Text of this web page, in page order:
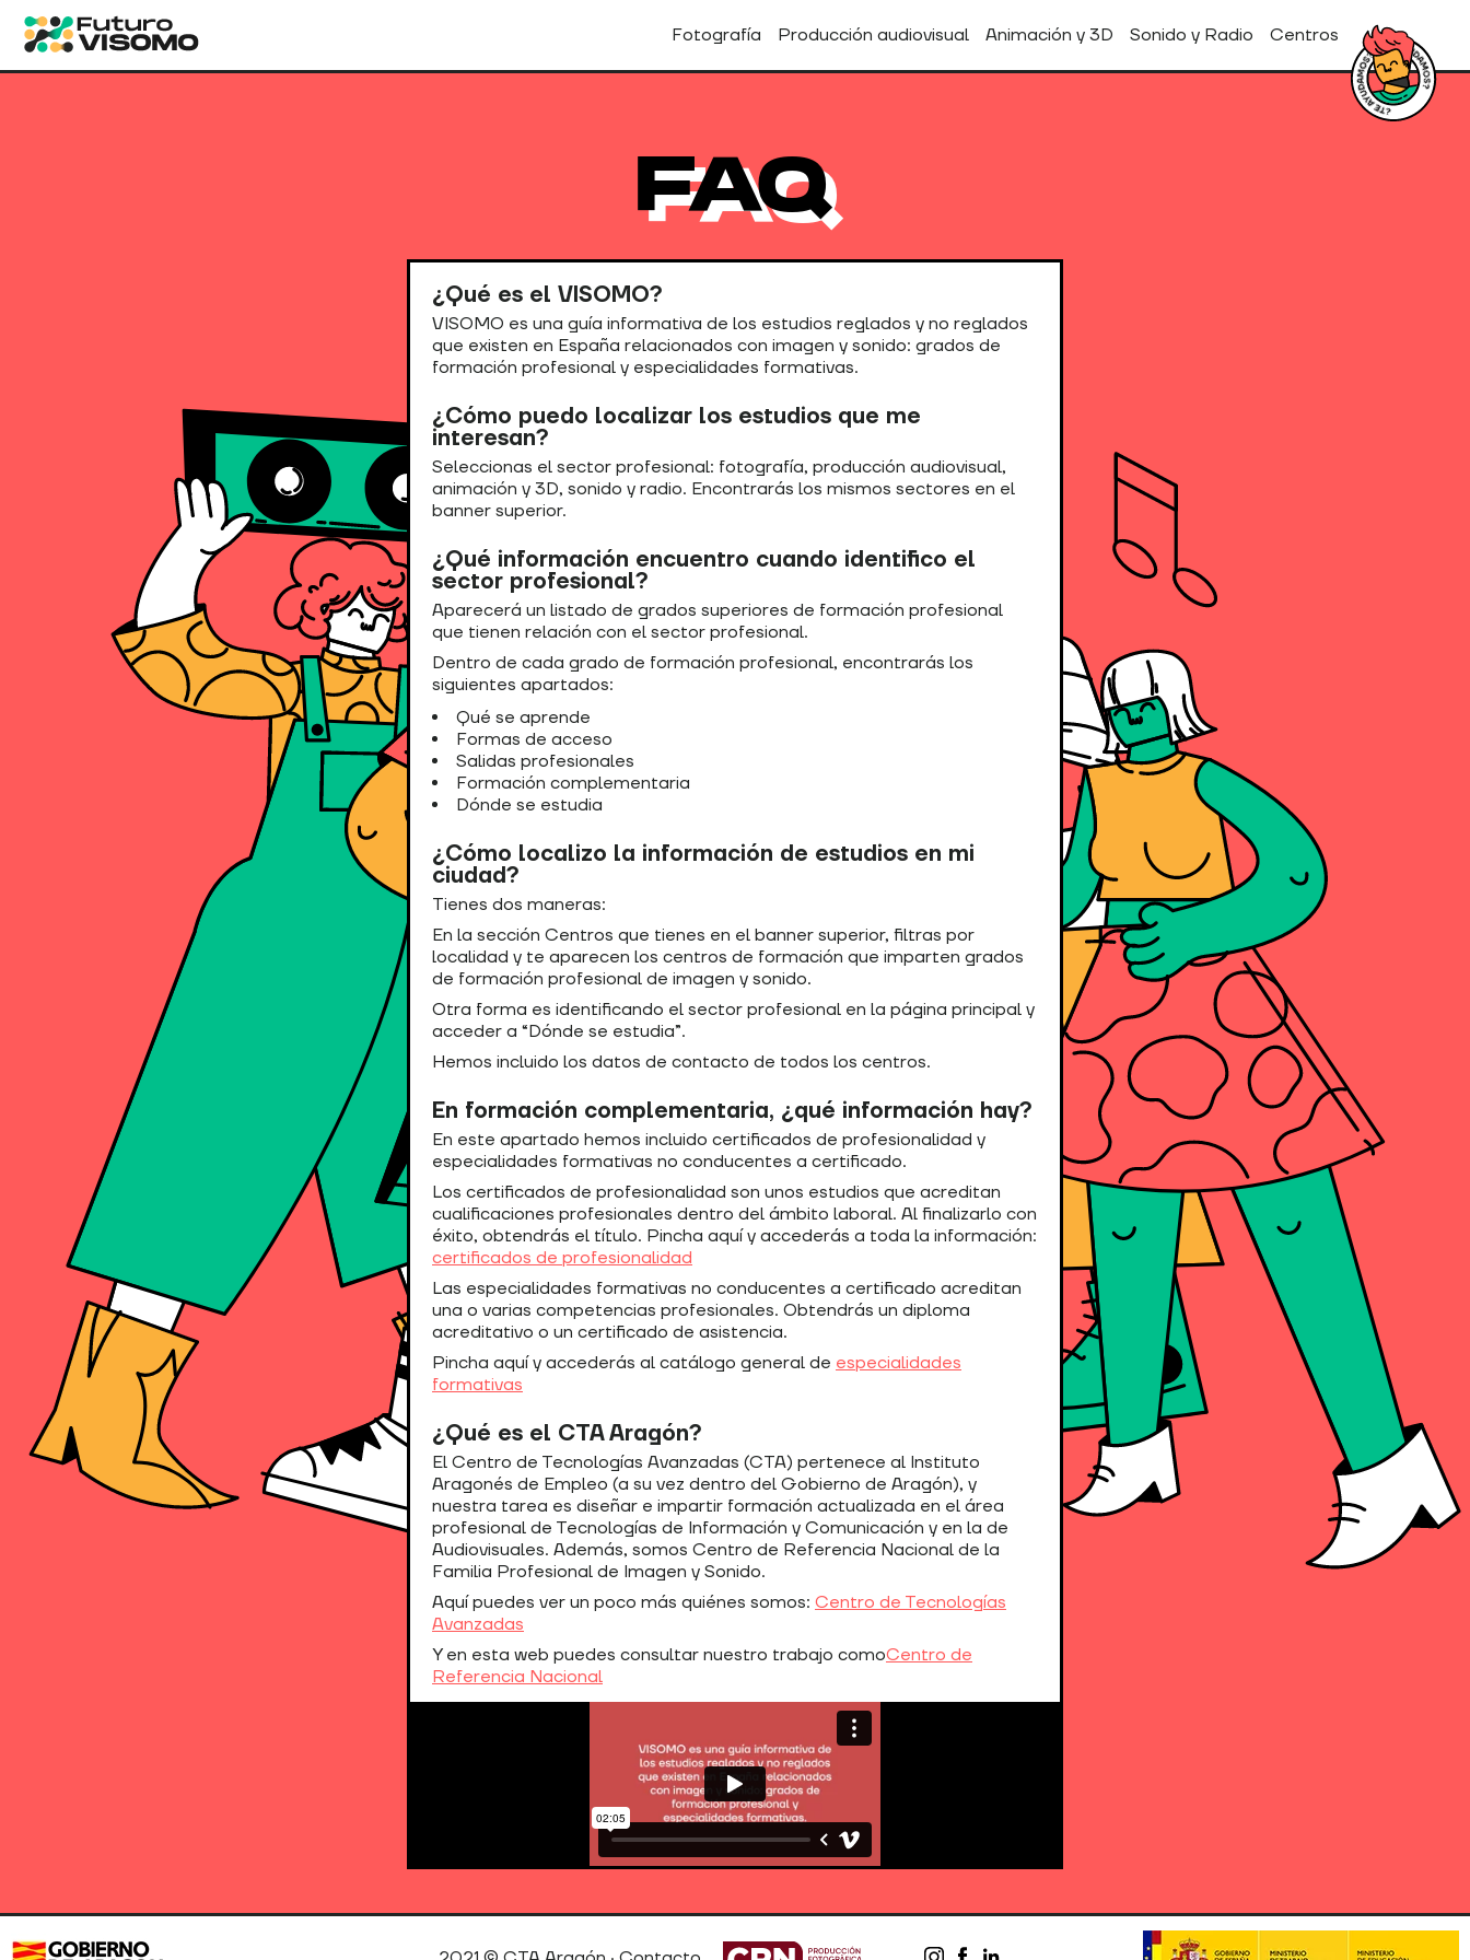
Fotografía Producción audiovisual Animación y 3D Sonido y Radio Centros
FAQ
¿Qué es el VISOMO?
VISOMO es una guía informativa de los estudios reglados y no reglados
que existen en España relacionados con imagen y sonido: grados de
formación profesional y especialidades formativas.
¿Cómo puedo localizar los estudios que me
interesan?
Seleccionas el sector profesional: fotografía, producción audiovisual,
animación y 3D, sonido y radio. Encontrarás los mismos sectores en el
banner superior.
¿Qué información encuentro cuando identifico el
sector profesional?
Aparecerá un listado de grados superiores de formación profesional
que tienen relación con el sector profesional.
Dentro de cada grado de formación profesional, encontrarás los
siguientes apartados:
Qué se aprende
Formas de acceso
Salidas profesionales
Formación complementaria
Dónde se estudia
¿Cómo localizo la información de estudios en mi
ciudad?
Tienes dos maneras:
En la sección Centros que tienes en el banner superior, filtras por
localidad y te aparecen los centros de formación que imparten grados
de formación profesional de imagen y sonido.
Otra forma es identificando el sector profesional en la página principal y
acceder a “Dónde se estudia”.
Hemos incluido los datos de contacto de todos los centros.
En formación complementaria, ¿qué información hay?
En este apartado hemos incluido certificados de profesionalidad y
especialidades formativas no conducentes a certificado.
Los certificados de profesionalidad son unos estudios que acreditan
cualificaciones profesionales dentro del ámbito laboral. Al finalizarlo con
éxito, obtendrás el título. Pincha aquí y accederás a toda la información:
certificados de profesionalidad
Las especialidades formativas no conducentes a certificado acreditan
una o varias competencias profesionales. Obtendrás un diploma
acreditativo o un certificado de asistencia.
Pincha aquí y accederás al catálogo general de especialidades
formativas
¿Qué es el CTA Aragón?
El Centro de Tecnologías Avanzadas (CTA) pertenece al Instituto
Aragonés de Empleo (a su vez dentro del Gobierno de Aragón), y
nuestra tarea es diseñar e impartir formación actualizada en el área
profesional de Tecnologías de Información y Comunicación y en la de
Audiovisuales. Además, somos Centro de Referencia Nacional de la
Familia Profesional de Imagen y Sonido.
Aquí puedes ver un poco más quiénes somos: Centro de Tecnologías
Avanzadas
Y en esta web puedes consultar nuestro trabajo comoCentro de
Referencia Nacional